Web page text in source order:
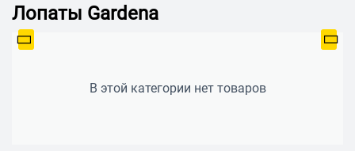
Лопаты Gardena
В этой категории нет товаров